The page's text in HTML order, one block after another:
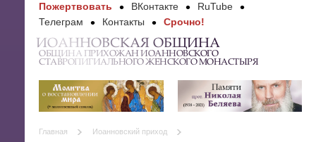
Пожертвовать ВКонтакте
RuTube
Телеграм
Контакты Срочно!
ИОАННОВСКАЯ ОБЩИНА
ОБЩИНА ПРИХОЖАН ИОАННОВСКОГО
СТАВРОПИГИАЛЬНОГО ЖЕНСКОГО МОНАСТЫРЯ
Главная
Иоанновский приход